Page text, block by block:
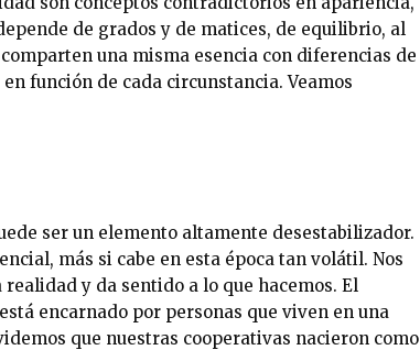
de grados y de matices, de equilibrio, al
una misma esencia con diferencias de
función de cada circunstancia. Veamos
ser un elemento altamente desestabilizador.
más si cabe en esta época tan volátil. Nos
y da sentido a lo que hacemos. El
encarnado por personas que viven en una
que nuestras cooperativas nacieron como